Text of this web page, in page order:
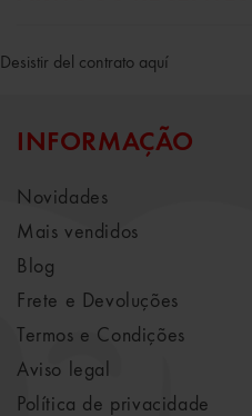
Desistir del contrato aquí
INFORMAÇÃO
Novidades
Mais vendidos
Blog
Frete e Devoluções
Termos e Condições
Aviso legal
Política de privacidade